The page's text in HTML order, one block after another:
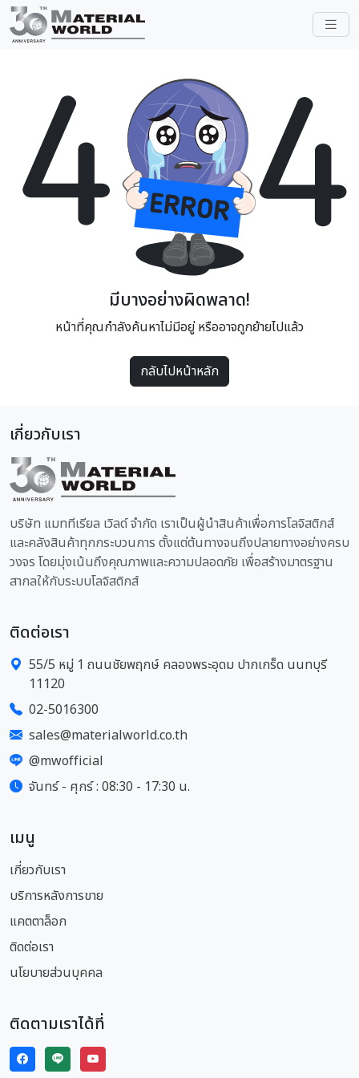
มีบางอย่างผิดพลาด!
หน้าที่คุณกำลังค้นหาไม่มีอยู่ หรืออาจถูกย้ายไปแล้ว
กลับไปหน้าหลัก
เกี่ยวกับเรา
บริษัท แมททีเรียล เวิลด์ จำกัด เราเป็นผู้นำสินค้าเพื่อการโลจิสติกส์
และคลังสินค้าทุกกระบวนการ ตั้งแต่ต้นทางจนถึงปลายทางอย่างครบ
วงจร โดยมุ่งเน้นถึงคุณภาพและความปลอดภัย เพื่อสร้างมาตรฐาน
สากลให้กับระบบโลจิสติกส์
ติดต่อเรา
55/5 หมู่ 1 ถนนชัยพฤกษ์ คลองพระอุดม ปากเกร็ด นนทบุรี
11120
02-5016300
sales@materialworld.co.th
@mwofficial
จันทร์ - ศุกร์ : 08:30 - 17:30 น.
เมนู
เกี่ยวกับเรา
บริการหลังการขาย
แคตตาล็อก
ติดต่อเรา
นโยบายส่วนบุคคล
ติดตามเราได้ที่